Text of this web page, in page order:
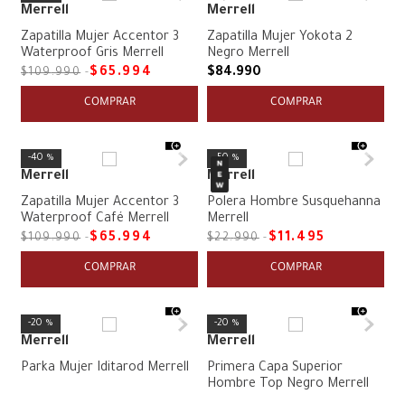
Merrell
Zapatilla Mujer Accentor 3
Waterproof Gris Merrell
$109.990 $ 65 .994
COMPRAR
Merrell
Zapatilla Mujer Yokota 2
Negro Merrell
$84.990
COMPRAR
40 %
Merrell
Zapatilla Mujer Accentor 3
Waterproof Café Merrell
$109.990 $ 65 .994
COMPRAR
50 %
Merrell
Polera Hombre Susquehanna
Merrell
$22.990 $11. 495
COMPRAR
20 %
Merrell
Parka Mujer Iditarod Merrell
20 %
Merrell
Primera Capa Superior
Hombre Top Negro Merrell